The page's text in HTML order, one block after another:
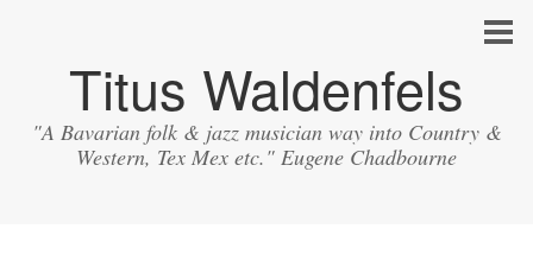
Titus Waldenfels
"A Bavarian folk & jazz musician way into Country &
Western, Tex Mex etc." Eugene Chadbourne